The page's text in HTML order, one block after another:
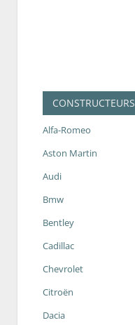
CONSTRUCTEURS
Alfa-Romeo
Aston Martin
Audi
Bmw
Bentley
Cadillac
Chevrolet
Citroën
Dacia